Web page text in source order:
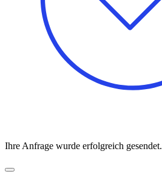
Ihre Anfrage wurde erfolgreich gesendet.